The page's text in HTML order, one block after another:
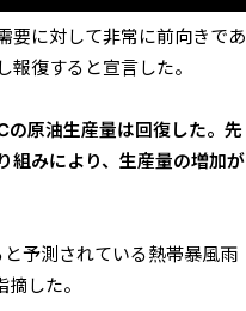
要に対して非常に前向きであ
復すると宣言した。
の原油生産量は回復した。先
組みにより、生産量の増加が
予測されている熱帯暴風雨
した。